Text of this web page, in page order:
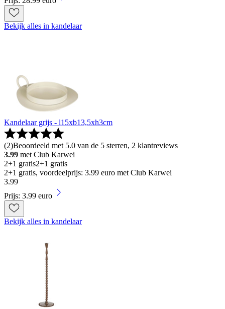
Bekijk alles in kandelaar
Kandelaar grijs - l15xb13,5xh3cm
(2)Beoordeeld met 5.0 van de 5 sterren, 2 klantreviews
3.99 met Club Karwei
2+1 gratis2+1 gratis
2+1 gratis, voordeelprijs: 3.99 euro met Club Karwei
3.99
Prijs: 3.99 euro
Bekijk alles in kandelaar